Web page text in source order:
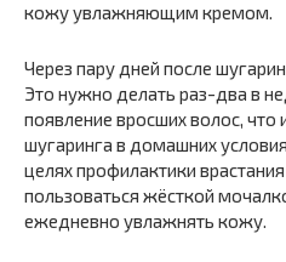
кожу увлажняющим кремом.
Через пару дней после
Это нужно делать раз-два в
появление вросших волос, что
шугаринга в домашних
целях профилактики
пользоваться жёсткой
ежедневно увлажнять кожу.